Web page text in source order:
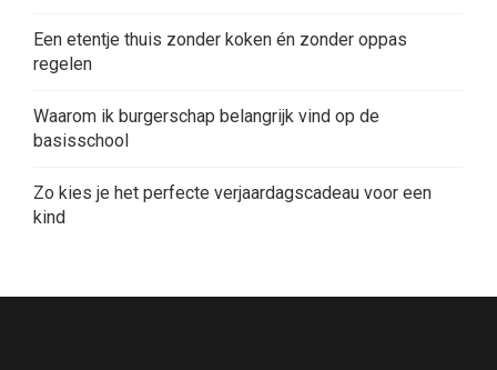
Een etentje thuis zonder koken én zonder oppas
regelen
Waarom ik burgerschap belangrijk vind op de
basisschool
Zo kies je het perfecte verjaardagscadeau voor een
kind